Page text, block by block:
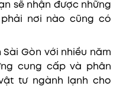
sẽ nhận được những
nơi nào cũng có
Sài Gòn với nhiều năm
cung cấp và phân
tư ngành lạnh cho